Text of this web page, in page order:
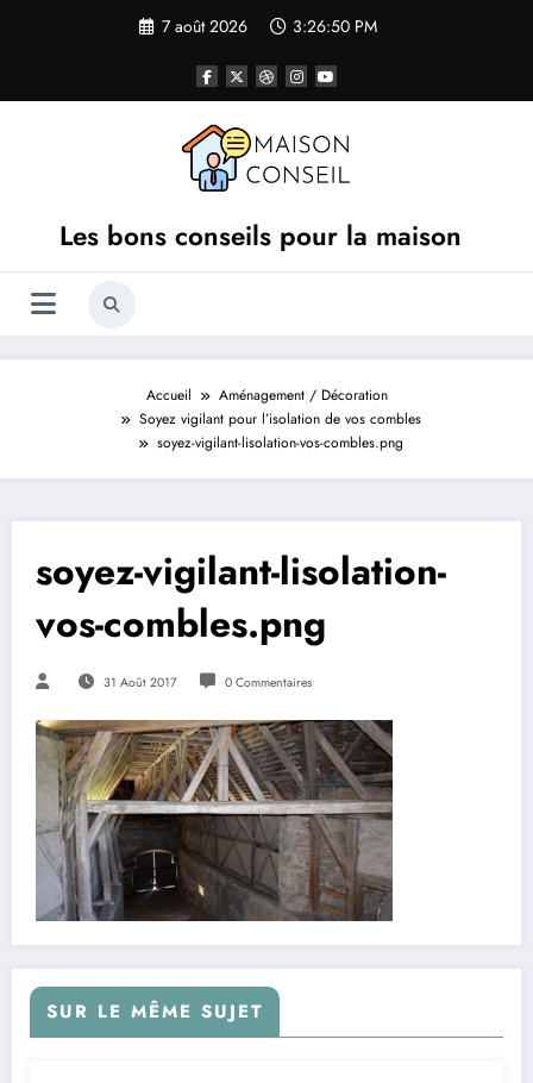
7 août 2026 3:26:50 PM
Les bons conseils pour la maison
Accueil
Aménagement / Décoration
Soyez vigilant pour l’isolation de vos combles
soyez-vigilant-lisolation-vos-combles.png
soyez-vigilant-lisolation-
vos-combles.png
31 Août 2017 0 Commentaires
SUR LE MÊME SUJET